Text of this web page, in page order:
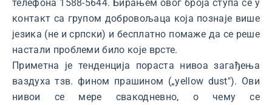
телефона 1588-5644. Бирањем овог броја ступа се у
контакт са групом добровољаца која познаје више
језика (не и српски) и бесплатно помаже да се реше
настали проблеми било које врсте.
Приметна је тенденција пораста нивоа загађења
ваздуха тзв. фином прашином („yellow dust"). Ови
нивои се мере свакодневно, о чему се